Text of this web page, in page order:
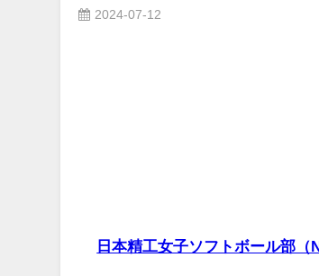
2024-07-12
日本精工女子ソフトボール部（